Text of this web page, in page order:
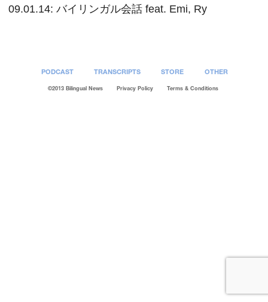
LINK
09.01.14: バイリンガル会話 feat. Emi, Ry
PODCAST TRANSCRIPTS STORE OTHER
©2013 Bilingual News Privacy Policy Terms & Conditions